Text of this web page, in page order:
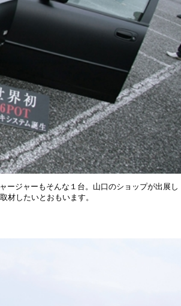
ージャーもそんな１台。山口のショップが出展し
したいとおもいます。